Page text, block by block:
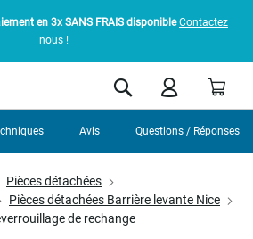
en 3x SANS FRAIS disponible Contactez
nous !
Rechercher
Pièces détachées
Pièces détachées Barrière levante Nice
de rechange
Avis Questions / Réponses